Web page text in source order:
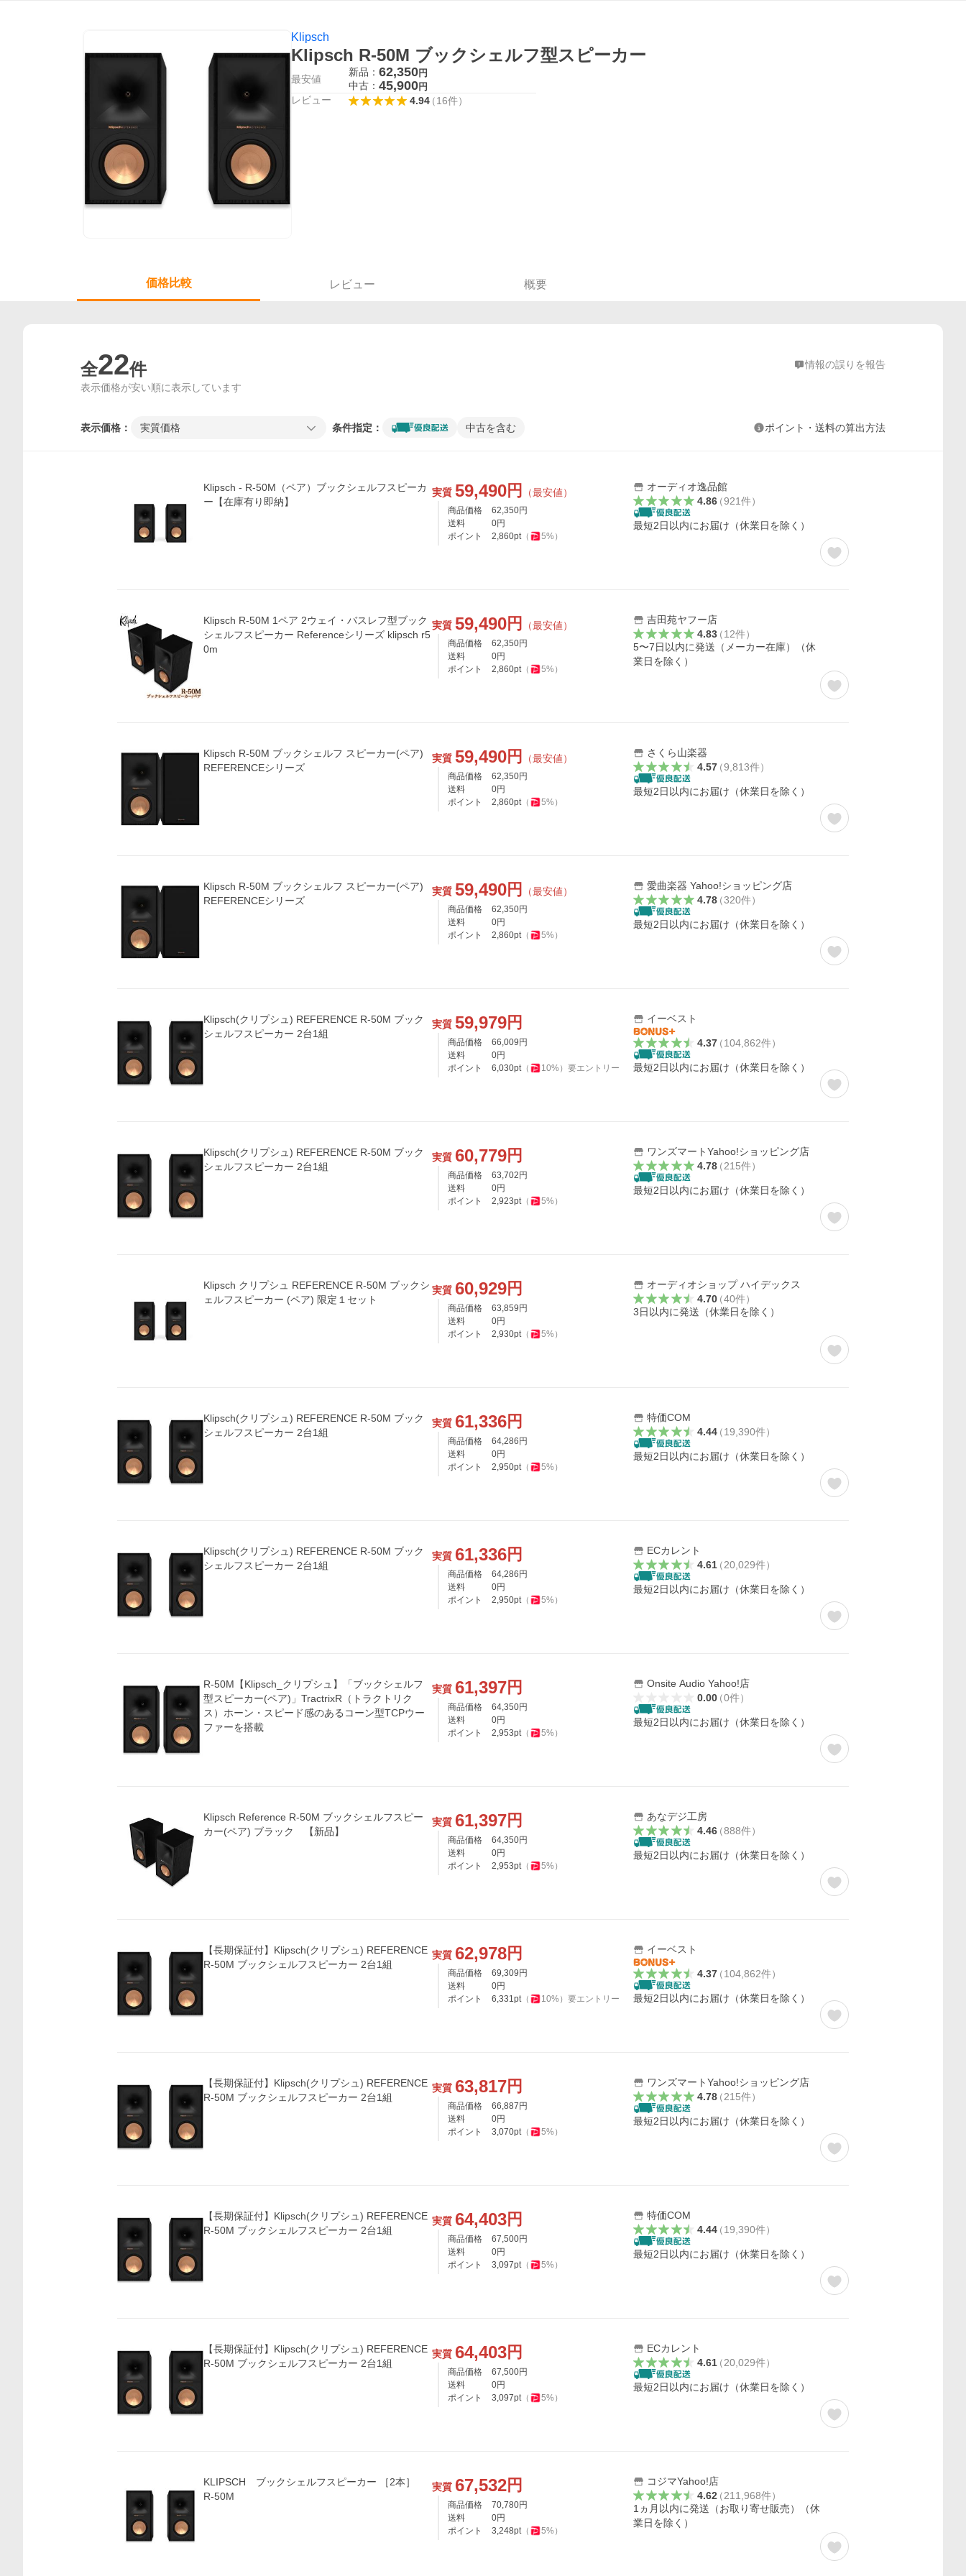
Klipsch
Klipsch R-50M ブックシェルフ型スピーカー
最安値
新品： 62,350円
中古： 45,900円
レビュー 4.94（16件）
価格比較 レビュー 概要
全22件 情報の誤りを報告
表示価格が安い順に表示しています
表示価格： 実質価格 条件指定： 中古を含む ポイント・送料の算出方法
Klipsch - R-50M（ペア）ブックシェルフスピーカ
ー【在庫有り即納】
実質 59,490円 （最安値）
商品価格 62,350円
送料
0円
ポイント
2,860pt（ 5%）
オーディオ逸品館
4.86（921件）
最短2日以内にお届け（休業日を除く）
Klipsch R-50M 1ペア 2ウェイ・バスレフ型ブック
シェルフスピーカー Referenceシリーズ klipsch r5
0m
実質 59,490円 （最安値）
商品価格 62,350円
送料
0円
ポイント
2,860pt（ 5%）
吉田苑ヤフー店
4.83（12件）
5〜7日以内に発送（メーカー在庫）（休
業日を除く）
Klipsch R-50M ブックシェルフ スピーカー(ペア)
REFERENCEシリーズ
実質 59,490円 （最安値）
商品価格 62,350円
送料
0円
ポイント
2,860pt（ 5%）
さくら山楽器
4.57（9,813件）
最短2日以内にお届け（休業日を除く）
Klipsch R-50M ブックシェルフ スピーカー(ペア)
REFERENCEシリーズ
実質 59,490円 （最安値）
商品価格 62,350円
送料
0円
ポイント
2,860pt（ 5%）
愛曲楽器 Yahoo!ショッピング店
4.78（320件）
最短2日以内にお届け（休業日を除く）
Klipsch(クリプシュ) REFERENCE R-50M ブック
シェルフスピーカー 2台1組
実質 59,979円
商品価格 66,009 円
送料
0円
ポイント
6,030pt（ 10%） 要エントリー
イーベスト
4.37（104,862件）
最短2日以内にお届け（休業日を除く）
Klipsch(クリプシュ) REFERENCE R-50M ブック
シェルフスピーカー 2台1組
実質 60,779円
商品価格 63,702 円
送料
0円
ポイント
2,923pt（ 5%）
ワンズマートYahoo!ショッピング店
4.78（215件）
最短2日以内にお届け（休業日を除く）
Klipsch クリプシュ REFERENCE R-50M ブックシ
ェルフスピーカー (ペア) 限定１セット
実質 60,929円
商品価格 63,859 円
送料
0円
ポイント
2,930pt（ 5%）
オーディオショップ ハイデックス
4.70（40件）
3日以内に発送（休業日を除く）
Klipsch(クリプシュ) REFERENCE R-50M ブック
シェルフスピーカー 2台1組
実質 61,336円
商品価格 64,286 円
送料
0円
ポイント
2,950pt（ 5%）
特価COM
4.44（19,390件）
最短2日以内にお届け（休業日を除く）
Klipsch(クリプシュ) REFERENCE R-50M ブック
シェルフスピーカー 2台1組
実質 61,336円
商品価格 64,286 円
送料
0円
ポイント
2,950pt（ 5%）
ECカレント
4.61（20,029件）
最短2日以内にお届け（休業日を除く）
R-50M【Klipsch_クリプシュ】「ブックシェルフ
型スピーカー(ペア)」TractrixR（トラクトリク
ス）ホーン・スピード感のあるコーン型TCPウー
ファーを搭載
実質 61,397円
商品価格 64,350円
送料
0円
ポイント
2,953pt（ 5%）
Onsite Audio Yahoo!店
0.00（0件）
最短2日以内にお届け（休業日を除く）
Klipsch Reference R-50M ブックシェルフスピー
カー(ペア) ブラック 【新品】
実質 61,397円
商品価格 64,350円
送料
0円
ポイント
2,953pt（ 5%）
あなデジ工房
4.46（888件）
最短2日以内にお届け（休業日を除く）
【長期保証付】Klipsch(クリプシュ) REFERENCE
R-50M ブックシェルフスピーカー 2台1組
実質 62,978円
商品価格 69,309 円
送料
0円
ポイント
6,331pt（ 10%） 要エントリー
イーベスト
4.37（104,862件）
最短2日以内にお届け（休業日を除く）
【長期保証付】Klipsch(クリプシュ) REFERENCE
R-50M ブックシェルフスピーカー 2台1組
実質 63,817円
商品価格 66,887 円
送料
0円
ポイント
3,070pt（ 5%）
ワンズマートYahoo!ショッピング店
4.78（215件）
最短2日以内にお届け（休業日を除く）
【長期保証付】Klipsch(クリプシュ) REFERENCE
R-50M ブックシェルフスピーカー 2台1組
実質 64,403円
商品価格 67,500円
送料
0円
ポイント
3,097pt（ 5%）
特価COM
4.44（19,390件）
最短2日以内にお届け（休業日を除く）
【長期保証付】Klipsch(クリプシュ) REFERENCE
R-50M ブックシェルフスピーカー 2台1組
実質 64,403円
商品価格 67,500円
送料
0円
ポイント
3,097pt（ 5%）
ECカレント
4.61（20,029件）
最短2日以内にお届け（休業日を除く）
KLIPSCH ブックシェルフスピーカー ［2本］
R-50M
実質 67,532円
商品価格 70,780円
送料
0円
ポイント
3,248pt（ 5%）
コジマYahoo!店
4.62（211,968件）
1ヵ月以内に発送（お取り寄せ販売）（休
業日を除く）